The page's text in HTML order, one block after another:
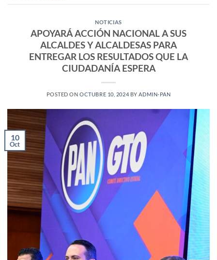
NOTICIAS
APOYARÁ ACCIÓN NACIONAL A SUS
ALCALDES Y ALCALDESAS PARA
ENTREGAR LOS RESULTADOS QUE LA
CIUDADANÍA ESPERA
POSTED ONOCTUBRE 10, 2024 BY ADMIN-PAN
10
Oct